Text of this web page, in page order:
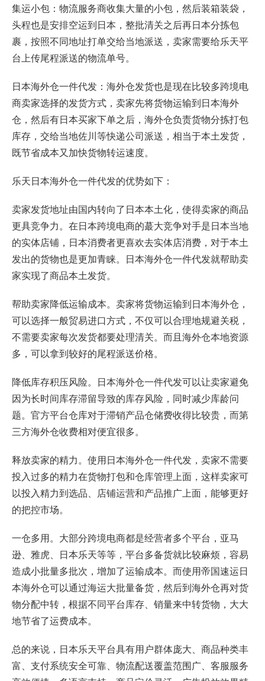
集运小包：物流服务商收集大量的小包，然后装箱装袋，
头程也是安排空运到日本，整批清关之后再日本分拣包
裹，按照不同地址打单交给当地派送，卖家需要给乐天平
台上传尾程派送的物流单号。
日本海外仓一件代发：海外仓发货也是现在比较多跨境电
商卖家选择的发货方式，卖家先将货物运输到日本海外
仓，然后有日本买家下单之后，海外仓负责货物分拣打包
库存，交给当地佐川等快递公司派送，相当于本土发货，
既节省成本又加快货物转运速度。
乐天日本海外仓一件代发的优势如下：
卖家发货地址由国内转向了日本本土化，使得卖家的商品
更具竞争力。在日本跨境电商的蕞大竞争对手是日本当地
的实体店铺，日本消费者更喜欢去实体店消费，对于本土
发出的货物也是更加青睐。日本海外仓一件代发就帮助卖
家实现了商品本土发货。
帮助卖家降低运输成本。卖家将货物运输到日本海外仓，
可以选择一般贸易进口方式，不仅可以合理地规避关税，
不需要卖家每次发货都要处理清关。而且海外仓本地资源
多，可以拿到较好的尾程派送价格。
降低库存积压风险。日本海外仓一件代发可以让卖家避免
因为长时间库存滞留导致的库存风险，同时减少库龄问
题。官方平台仓库对于滞销产品仓储费收得比较贵，而第
三方海外仓收费相对便宜很多。
释放卖家的精力。使用日本海外仓一件代发，卖家不需要
投入过多的精力在货物打包和仓库管理上面，这样卖家可
以投入精力到选品、店铺运营和产品推广上面，能够更好
的把控市场。
一仓多用。大部分跨境电商都是经营者多个平台，亚马
逊、雅虎、日本乐天等等，平台多备货就比较麻烦，容易
造成小批量多批次，增加了运输成本。而使用帝国速运日
本海外仓可以通过海运大批量备货，然后到海外仓再对货
物分配中转，根据不同平台库存、销量来中转货物，大大
地节省了运费成本。
总的来说，日本乐天平台具有用户群体庞大、商品种类丰
富、支付系统安全可靠、物流配送覆盖范围广、客服服务